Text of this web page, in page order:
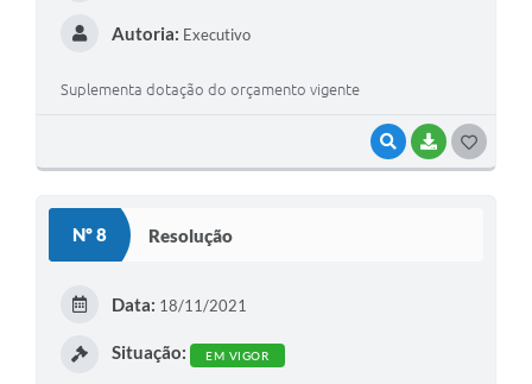
VISUALIZAR
BAIXAR
Autoria: Executivo
Suplementa dotação do orçamento vigente
Nº 8 Resolução
Data: 18/11/2021
Situação: EM VIGOR